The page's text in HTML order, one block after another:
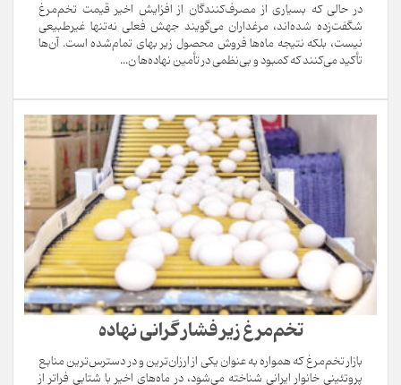
در حالی که بسیاری از مصرف‌کنندگان از افزایش اخیر قیمت تخم‌مرغ
شگفت‌زده شده‌اند، مرغداران می‌گویند جهش فعلی نه‌تنها غیرطبیعی
نیست، بلکه نتیجه ماه‌ها فروش محصول زیر بهای تمام‌شده است. آن‌ها
تأکید می‌کنند که کمبود و بی‌نظمی در تأمین نهاده‌ها ن...
تخم‌مرغ زیر فشار گرانی نهاده
بازار تخم‌مرغ که همواره به عنوان یکی از ارزان‌ترین و در دسترس‌ترین منابع
پروتئینی خانوار ایرانی شناخته می‌شود، در ماه‌های اخیر با شتابی فراتر از